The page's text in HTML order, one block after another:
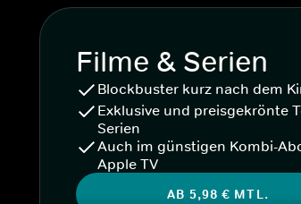
Filme & Serien
Blockbuster kurz nach dem
Exklusive und preisgekrönte
Serien
Auch im günstigen Kombi-
Apple TV
AB 5,98 € MTL.